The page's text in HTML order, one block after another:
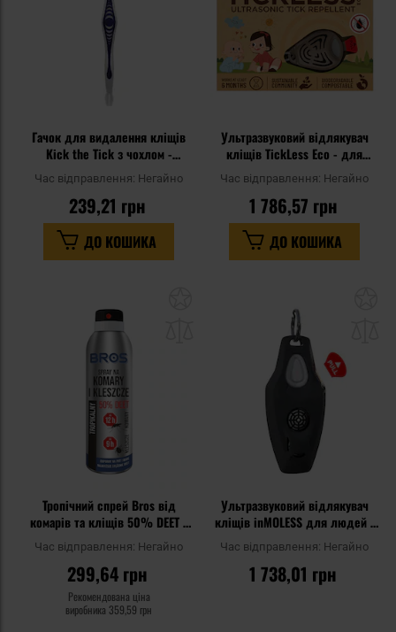
Гачок для видалення кліщів
Kick the Tick з чохлом -
Час відправлення: Негайно
239,21 грн
ДО КОШИКА
Ультразвуковий відлякувач
кліщів TickLess Eco - для
дітей - Brown
Час відправлення: Негайно
1 786,57 грн
ДО КОШИКА
Тропічний спрей Bros від
комарів та кліщів 50% DEET -
Час відправлення: Негайно
299,64 грн
Рекомендована ціна
виробника 359,59 грн
Ультразвуковий відлякувач
кліщів inMOLESS для людей -
Час відправлення: Негайно
1 738,01 грн